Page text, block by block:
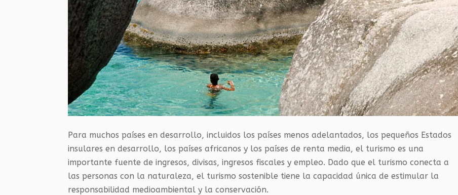
Para muchos países en desarrollo, incluidos los países menos adelantados, los pequeños Estados
insulares en desarrollo, los países africanos y los países de renta media, el turismo es una
importante fuente de ingresos, divisas, ingresos fiscales y empleo. Dado que el turismo conecta a
las personas con la naturaleza, el turismo sostenible tiene la capacidad única de estimular la
responsabilidad medioambiental y la conservación.